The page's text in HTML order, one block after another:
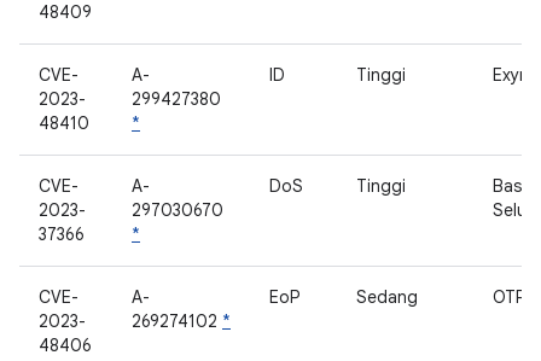
48409
CVE-
2023-
48410
A-
299427380
*
ID Tinggi
CVE-
2023-
37366
A-
297030670
*
DoS Tinggi
CVE-
2023-
48406
A-
269274102 *
EoP Sedang OTP